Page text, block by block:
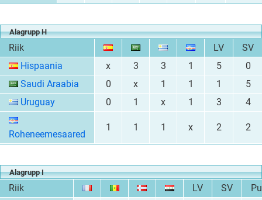
Alagrupp H
Riik LV
SV
Hispaania
x 3 3 1 5
0
Saudi Araabia
0 x 1 1 1
5
Uruguay
0 1 x 1 3 4
Roheneemesaared
1 1 1 x 2 2
Alagrupp I
Riik LV SV